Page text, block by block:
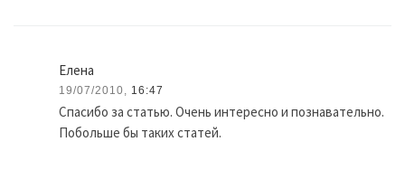
Елена
19/07/2010, 16:47
Спасибо за статью. Очень интересно и познавательно.
Побольше бы таких статей.